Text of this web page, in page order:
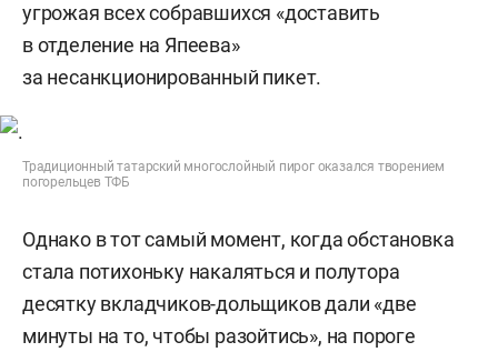
угрожая всех собравшихся «доставить
в отделение на Япеева»
за несанкционированный пикет.
Традиционный татарский многослойный пирог оказался творением
погорельцев ТФБ
Однако в тот самый момент, когда обстановка
стала потихоньку накаляться и полутора
десятку вкладчиков-дольщиков дали «две
минуты на то, чтобы разойтись», на пороге